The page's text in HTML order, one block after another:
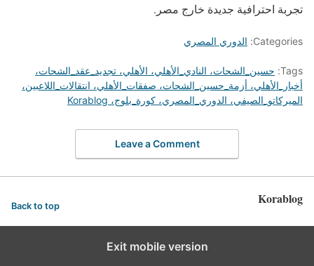
تجربة احترافية جديدة خارج مصر.
Categories: الدوري المصري
Tags: حسين_الشحات، النادي_الأهلي، الأهلي، تجديد_عقد_الشحات،
أخبار_الأهلي، أزمة_حسين_الشحات، صفقات_الأهلي، انتقالات_اللاعبين،
الميركاتو_الصيفي، الدوري_المصري، كورة_بلوج، Korablog
Leave a Comment
Korablog
Back to top
Exit mobile version